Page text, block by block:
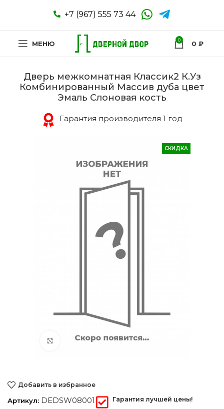
+7 (967) 555 73 44
МЕНЮ 0 0 ₽
Дверь межкомнатная Классик2 К.Уз
Комбинированный Массив дуба цвет
Эмаль Слоновая кость
Гарантия производителя 1 год
СКИДКА
Нажмите, чтобы увеличить
Добавить в избранное
Артикул: DEDSW08001 Гарантия лучшей цены!